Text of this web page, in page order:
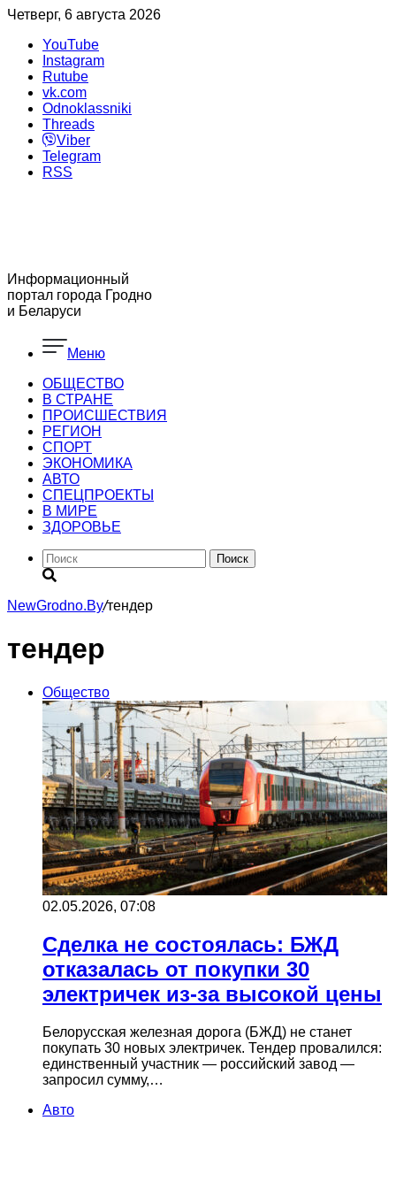
Четверг, 6 августа 2026
YouTube
Instagram
Rutube
vk.com
Odnoklassniki
Threads
Viber
Telegram
RSS
Информационный
портал города Гродно
и Беларуси
Меню
ОБЩЕСТВО
В СТРАНЕ
ПРОИСШЕСТВИЯ
РЕГИОН
CПОРТ
ЭКОНОМИКА
АВТО
СПЕЦПРОЕКТЫ
В МИРЕ
ЗДОРОВЬЕ
Поиск
NewGrodno.By/тендер
тендер
Общество
02.05.2026, 07:08
Сделка не состоялась: БЖД
отказалась от покупки 30
электричек из-за высокой цены
Белорусская железная дорога (БЖД) не станет
покупать 30 новых электричек. Тендер провалился:
единственный участник — российский завод —
запросил сумму,…
Авто